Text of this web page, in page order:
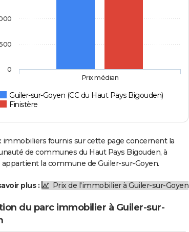
Guiler-sur-Goyen (CC du Haut Pays Bigouden)
Finistère
Prix médian
0
immobiliers fournis sur cette page concernent la
de communes du Haut Pays Bigouden, à
appartient la commune de Guiler-sur-Goyen.
plus : Prix de l'immobilier à Guiler-sur-Goyen
du parc immobilier à Guiler-sur-